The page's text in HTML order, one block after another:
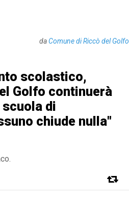
daComune di Riccò del Golfo
scolastico,
Golfo continuerà
scuola di
chiude nulla"